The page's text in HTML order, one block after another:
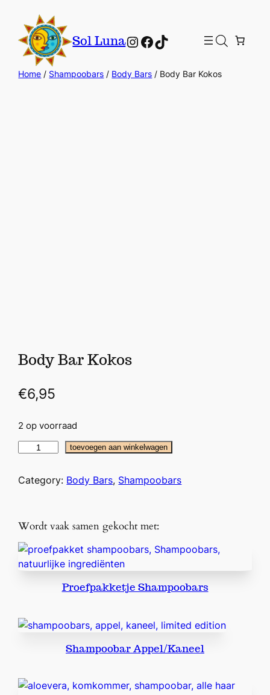
Sol LunaInstagram
Facebook
TikTok
Home / Shampoobars / Body Bars / Body Bar Kokos
Body Bar Kokos
€6,95
2 op voorraad
d
a
K
o
a
a
toevoegen aan winkelwagen
Category: Body Bars, Shampoobars
Wordt vaak samen gekocht met:
Proefpakketje Shampoobars
Shampoobar Appel/Kaneel